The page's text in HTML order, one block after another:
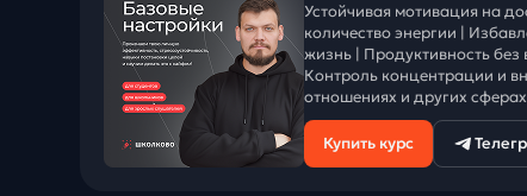
Устойчивая мотивация на
количество энергии |
жизнь | Продуктивность
Контроль концентрации и
отношениях и других
Купить курс